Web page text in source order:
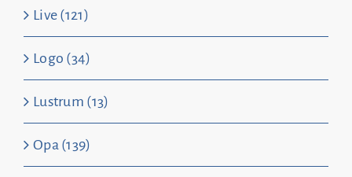
Live (121)
Logo (34)
Lustrum (13)
Opa (139)